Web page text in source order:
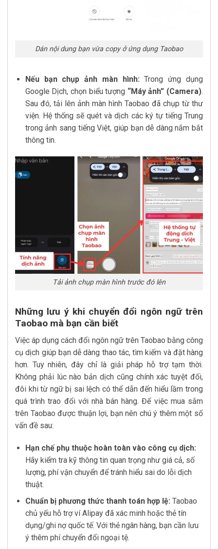
Dán nội dung bạn vừa copy ở ứng dụng Taobao
Nếu bạn chụp ảnh màn hình: Trong ứng dụng
Google Dịch, chọn biểu tượng “Máy ảnh” (Camera).
Sau đó, tải lên ảnh màn hình Taobao đã chụp từ thư
viện. Hệ thống sẽ quét và dịch các ký tự tiếng Trung
trong ảnh sang tiếng Việt, giúp bạn dễ dàng nắm bắt
thông tin.
Tải ảnh chụp màn hình trước đó lên
Những lưu ý khi chuyển đổi ngôn ngữ trên
Taobao mà bạn cần biết
Việc áp dụng cách đổi ngôn ngữ trên Taobao bằng công
cụ dịch giúp bạn dễ dàng thao tác, tìm kiếm và đặt hàng
hơn. Tuy nhiên, đây chỉ là giải pháp hỗ trợ tạm thời.
Không phải lúc nào bản dịch cũng chính xác tuyệt đối,
đôi khi từ ngữ bị sai lệch có thể dẫn đến hiểu lầm trong
quá trình trao đổi với nhà bán hàng. Để việc mua sắm
trên Taobao được thuận lợi, bạn nên chú ý thêm một số
vấn đề sau:
​​Hạn chế phụ thuộc hoàn toàn vào công cụ dịch:
Hãy kiểm tra kỹ thông tin quan trọng như giá cả, số
lượng, phí vận chuyển để tránh hiểu sai do lỗi dịch
thuật.
Chuẩn bị phương thức thanh toán hợp lệ: Taobao
chủ yếu hỗ trợ ví Alipay đã xác minh hoặc thẻ tín
dụng/ghi nợ quốc tế. Với thẻ ngân hàng, bạn cần lưu
ý thêm phí chuyển đổi ngoại tệ.